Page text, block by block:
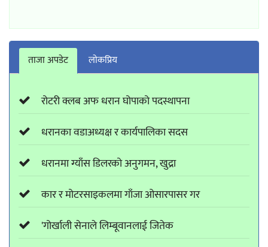
ताजा अपडेट लाेकप्रिय
रोटरी क्लब अफ धरान घोपाको पदस्थापना
धरानका वडाअध्यक्ष र कार्यपालिका सदस
धरानमा ग्याँस डिलरको अनुगमन, खुद्रा
कार र मोटरसाइकलमा गाँजा ओसारपासर गर
'गोर्खाली सेनाले लिम्बूवानलाई जितेक